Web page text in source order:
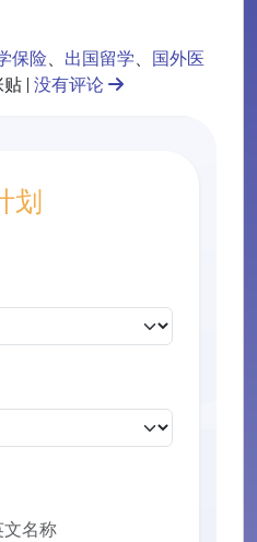
保险、 出国留学、 国外医
| 没有评论
划